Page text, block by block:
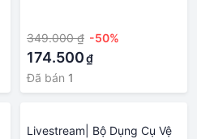
349.000 ₫ -50%
174.500₫
Đã bán 1
Livestream| Bộ Dụng Cụ Vệ